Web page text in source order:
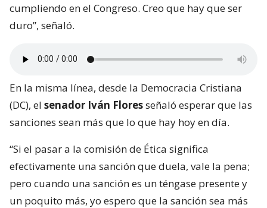
cumpliendo en el Congreso. Creo que hay que ser
duro”, señaló.
En la misma línea, desde la Democracia Cristiana
(DC), el senador Iván Floresseñaló esperar que las
sanciones sean más que lo que hay hoy en día.
“Si el pasar a la comisión de Ética significa
efectivamente una sanción que duela, vale la pena;
pero cuando una sanción es un téngase presente y
un poquito más, yo espero que la sanción sea más